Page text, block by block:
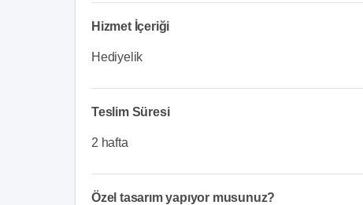
Hizmet İçeriği
Hediyelik
Teslim Süresi
2 hafta
Özel tasarım yapıyor musunuz?